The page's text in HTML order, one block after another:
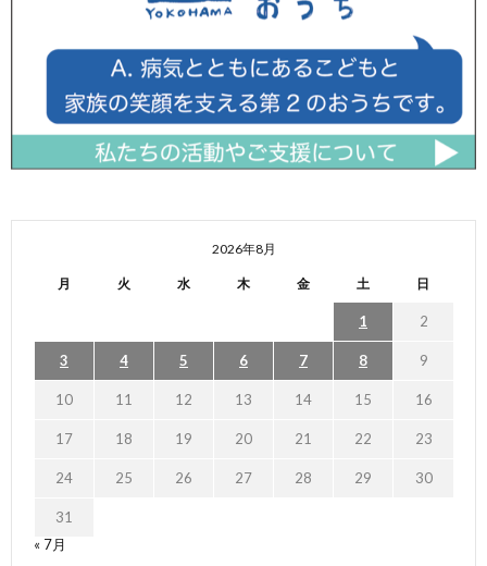
2026年8月
月 火 水 木 金 土 日
1 2
3 4 5 6 7 8 9
10 11 12 13 14 15 16
17 18 19 20 21 22 23
24 25 26 27 28 29 30
31
« 7月